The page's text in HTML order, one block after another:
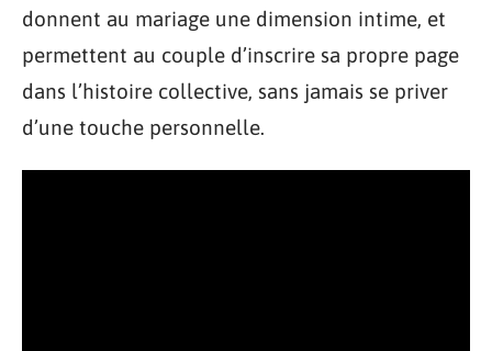
donnent au mariage une dimension intime, et
permettent au couple d’inscrire sa propre page
dans l’histoire collective, sans jamais se priver
d’une touche personnelle.